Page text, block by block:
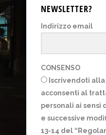
NEWSLETTER?
Indirizzo email
CONSENSO
Iscrivendoti
acconsenti al
personali ai sensi
e successive
13-14 del